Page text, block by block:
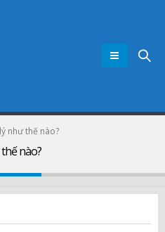
như thế nào?
nào?